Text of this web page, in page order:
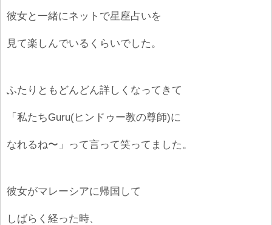
彼女と一緒にネットで星座占いを
見て楽しんでいるくらいでした。
ふたりともどんどん詳しくなってきて
「私たちGuru(ヒンドゥー教の尊師)に
なれるね〜」って言って笑ってました。
彼女がマレーシアに帰国して
しばらく経った時、